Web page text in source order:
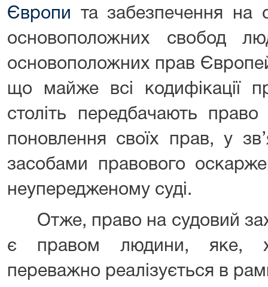
Європи та забезпечення на
основоположних свобод
основоположних прав
що майже всі кодифікації
століть передбачають
поновлення своїх прав, у
засобами правового
неупередженому суді.
Отже, право на судовий
є правом людини, яке,
переважно реалізується в